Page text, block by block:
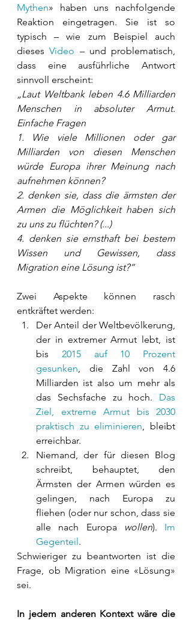
Mythen» haben uns nachfolgende
Reaktion eingetragen. Sie ist so
typisch – wie zum Beispiel auch
dieses Video – und problematisch,
dass eine ausführliche Antwort
sinnvoll erscheint:
„Laut Weltbank leben 4.6 Milliarden
Menschen in absoluter Armut.
Einfache Fragen
1. Wie viele Millionen oder gar
Milliarden von diesen Menschen
würde Europa ihrer Meinung nach
aufnehmen können?
2. denken sie, dass die ärmsten der
Armen die Möglichkeit haben sich
zu uns zu flüchten? (...)
4. denken sie ernsthaft bei bestem
Wissen und Gewissen, dass
Migration eine Lösung ist?“
Zwei Aspekte können rasch
entkräftet werden:
Der Anteil der Weltbevölkerung,
der in extremer Armut lebt, ist
bis 2015 auf 10 Prozent
gesunken, die Zahl von 4.6
Milliarden ist also um mehr als
das Sechsfache zu hoch. Das
Ziel, extreme Armut bis 2030
praktisch zu eliminieren, bleibt
erreichbar.
Niemand, der für diesen Blog
schreibt, behauptet, den
Ärmsten der Armen würden es
gelingen, nach Europa zu
fliehen (oder nur schon, dass sie
alle nach Europa
wollen). Im
Gegenteil.
Schwieriger zu beantworten ist die
Frage, ob Migration eine «Lösung»
sei.
In jedem anderen Kontext wäre die